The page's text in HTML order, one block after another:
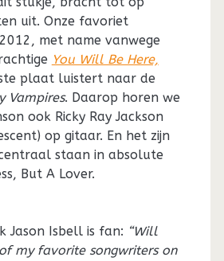
uit. Onze favoriet
met name vanwege
You Will Be Here,
plaat luistert naar de
Vampires. Daarop horen we
ook Ricky Ray Jackson
op gitaar. En het zijn
staan in absolute
But A Lover.
Jason Isbell is fan: “Will
my favorite songwriters on